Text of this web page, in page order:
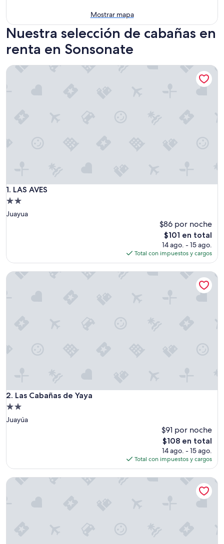
Mostrar mapa
Nuestra selección de cabañas en
renta en Sonsonate
1. LAS AVES
LAS AVES
Propiedad
de
Juayua
$86 por noche
El
precio
actual
es
de
$101 en total
14 ago. - 15 ago.
Total con impuestos y cargos
LAS AVES
2. Las Cabañas de Yaya
Las Cabañas de Yaya
Propiedad
de
Juayúa
$91 por noche
El
precio
actual
es
de
$108 en total
14 ago. - 15 ago.
Total con impuestos y cargos
Las Cabañas de Yaya
Villa de Vientos, Your Escape from the City, Apt. 3